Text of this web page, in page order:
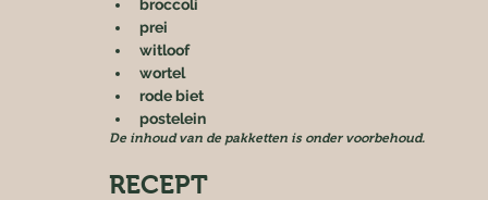
broccoli
prei
witloof
wortel
rode biet
postelein
De inhoud van de pakketten is onder voorbehoud.
RECEPT